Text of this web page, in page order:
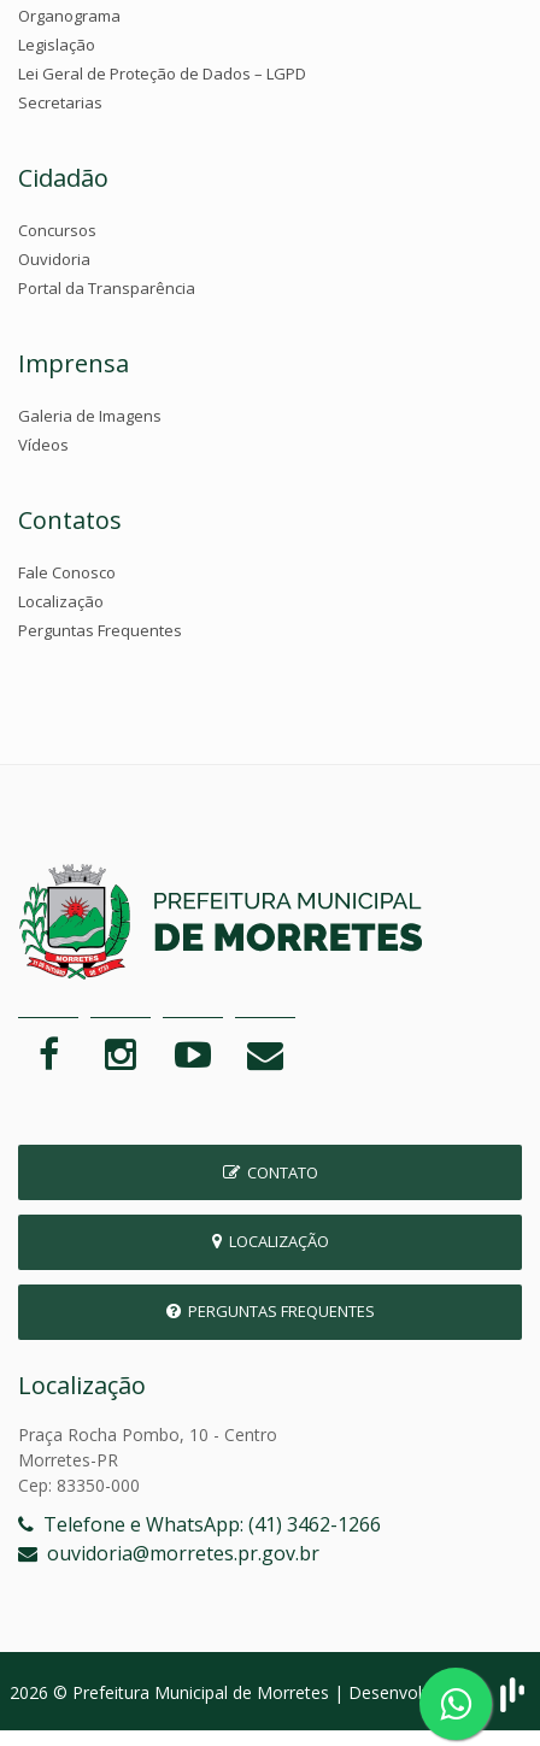
Organograma
Legislação
Lei Geral de Proteção de Dados – LGPD
Secretarias
Cidadão
Concursos
Ouvidoria
Portal da Transparência
Imprensa
Galeria de Imagens
Vídeos
Contatos
Fale Conosco
Localização
Perguntas Frequentes
CONTATO
LOCALIZAÇÃO
PERGUNTAS FREQUENTES
Localização
Praça Rocha Pombo, 10 - Centro
Morretes-PR
Cep: 83350-000
Telefone e WhatsApp: (41) 3462-1266
ouvidoria@morretes.pr.gov.br
2026 © Prefeitura Municipal de Morretes | Desenvolvido por: